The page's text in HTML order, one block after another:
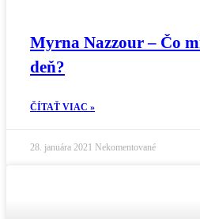
Myrna Nazzour – Čo
deň?
ČÍTAŤ VIAC »
28. januára 2021 Nekomentované